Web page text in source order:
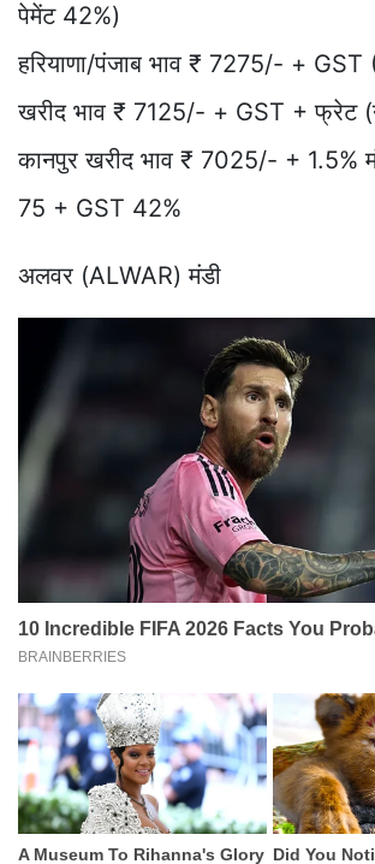
पेमेंट 42%)
हरियाणा/पंजाब भाव ₹ 7275/- +
खरीद भाव ₹ 7125/- + GST + फ्रेट
कानपुर खरीद भाव ₹ 7025/- + 1.5%
75 + GST 42%
अलवर (ALWAR) मंडी